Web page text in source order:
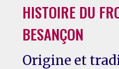
HISTOIRE DU
BESANÇON
Origine et